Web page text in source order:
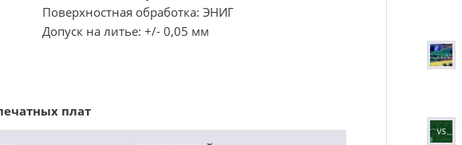
Поверхностная обработка: ЭНИГ
Допуск на литье: +/- 0,05 мм
плат